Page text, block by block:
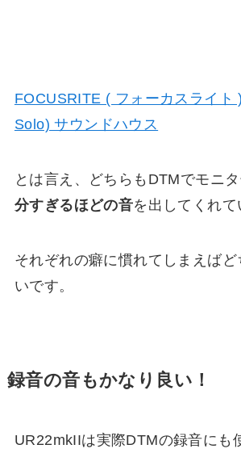
FOCUSRITE ( フォーカスライト
Solo) サウンドハウス
とは言え、どちらもDTMでモニ
分すぎるほどの音を出してくれて
それぞれの癖に慣れてしまえばど
いです。
録音の音もかなり良い！
UR22mkIIは実際DTMの録音にも